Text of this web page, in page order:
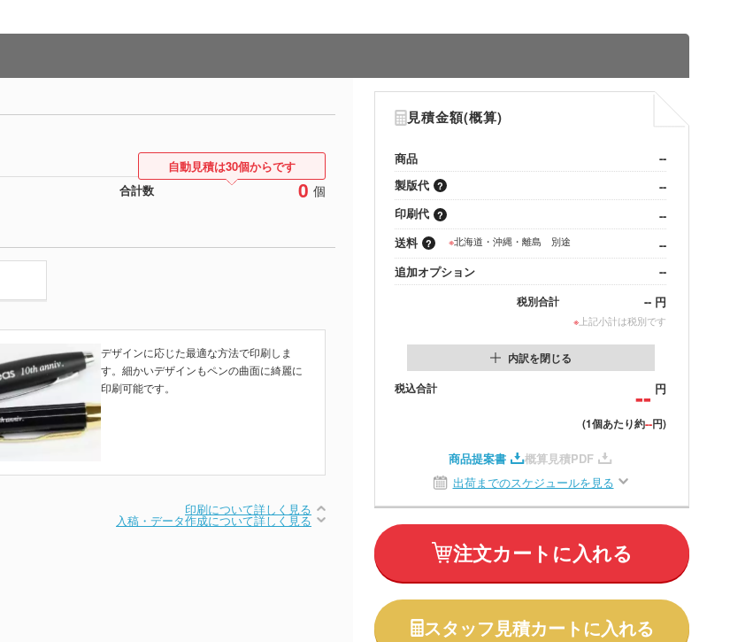
合計数 0 個
自動見積は30個からです
デザインに応じた最適な方法で印刷しま
す。細かいデザインもペンの曲面に綺麗に
印刷可能です。
印刷について詳しく見る
入稿・データ作成について詳しく見る
見積金額(概算)
商品
--
製版代
--
印刷代
--
送料
※北海道・沖縄・離島 別途
--
追加オプション
--
税別合計 -- 円
※ 上記小計は税別です
内訳を閉じる
税込合計
-- 円
(1個あたり約--円)
商品提案書
概算見積PDF
出荷までのスケジュールを見る
注文カートに入れる
スタッフ見積カートに入れる